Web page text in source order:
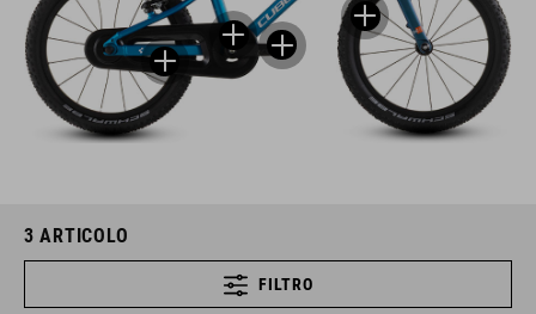
3 ARTICOLO
FILTRO